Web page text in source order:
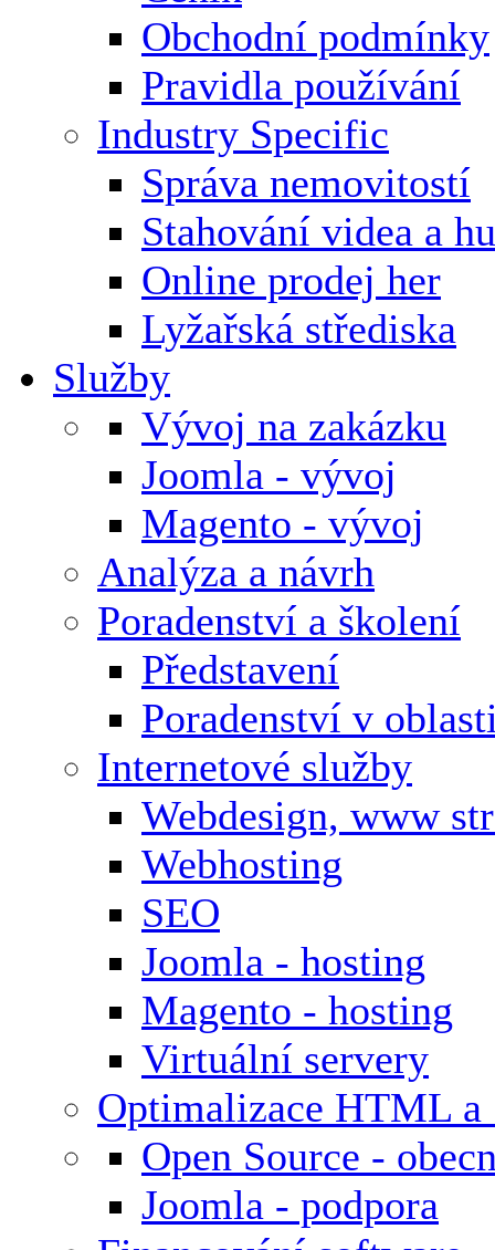
Obchodní podmínky
Pravidla používání
Industry Specific
Správa nemovitostí
Stahování videa a
Online prodej her
Lyžařská střediska
Služby
Vývoj na zakázku
Joomla - vývoj
Magento - vývoj
Analýza a návrh
Poradenství a školení
Představení
Poradenství v
Internetové služby
Webdesign, www
Webhosting
SEO
Joomla - hosting
Magento - hosting
Virtuální servery
Optimalizace HTML a
Open Source -
Joomla - podpora